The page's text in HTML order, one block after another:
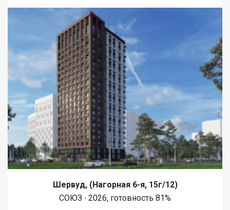
Шервуд, (Нагорная 6-я, 15г/12)
СОЮЗ ∙ 2026, готовность 81%